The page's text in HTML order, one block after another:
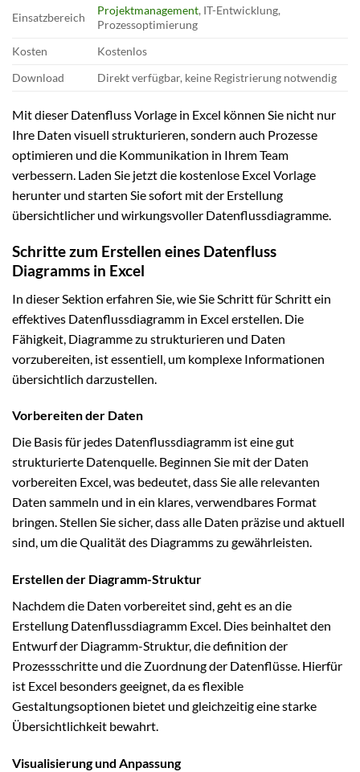
Einsatzbereich
Projektmanagement, IT-Entwicklung,
Prozessoptimierung
Kosten
Kostenlos
Download
Direkt verfügbar, keine Registrierung notwendig
Mit dieser Datenfluss Vorlage in Excel können Sie nicht nur
Ihre Daten visuell strukturieren, sondern auch Prozesse
optimieren und die Kommunikation in Ihrem Team
verbessern. Laden Sie jetzt die kostenlose Excel Vorlage
herunter und starten Sie sofort mit der Erstellung
übersichtlicher und wirkungsvoller Datenflussdiagramme.
Schritte zum Erstellen eines Datenfluss
Diagramms in Excel
In dieser Sektion erfahren Sie, wie Sie Schritt für Schritt ein
effektives Datenflussdiagramm in Excel erstellen. Die
Fähigkeit, Diagramme zu strukturieren und Daten
vorzubereiten, ist essentiell, um komplexe Informationen
übersichtlich darzustellen.
Vorbereiten der Daten
Die Basis für jedes Datenflussdiagramm ist eine gut
strukturierte Datenquelle. Beginnen Sie mit der Daten
vorbereiten Excel, was bedeutet, dass Sie alle relevanten
Daten sammeln und in ein klares, verwendbares Format
bringen. Stellen Sie sicher, dass alle Daten präzise und aktuell
sind, um die Qualität des Diagramms zu gewährleisten.
Erstellen der Diagramm-Struktur
Nachdem die Daten vorbereitet sind, geht es an die
Erstellung Datenflussdiagramm Excel. Dies beinhaltet den
Entwurf der Diagramm-Struktur, die definition der
Prozessschritte und die Zuordnung der Datenflüsse. Hierfür
ist Excel besonders geeignet, da es flexible
Gestaltungsoptionen bietet und gleichzeitig eine starke
Übersichtlichkeit bewahrt.
Visualisierung und Anpassung